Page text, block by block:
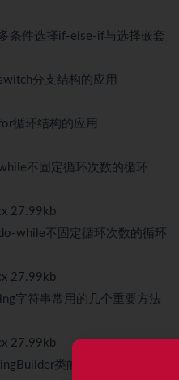
条件选择if-else-if与选择嵌套
分支结构的应用
循环结构的应用
不固定循环次数的循环
27.99kb
while不固定循环次数的循环
27.99kb
字符串常用的几个重要方法
27.99kb
类的重要应用